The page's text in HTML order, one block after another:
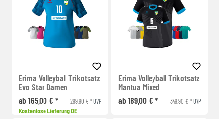
Erima Volleyball Trikotsatz
Evo Star Damen
ab 165,00 € *
299,90 € *UVP
Kostenlose Lieferung DE
Erima Volleyball Trikotsatz
Mantua Mixed
ab 189,00 € *
349,90 € *UVP